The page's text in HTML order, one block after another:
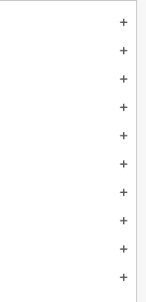
add
add
add
add
add
add
add
add
add
add